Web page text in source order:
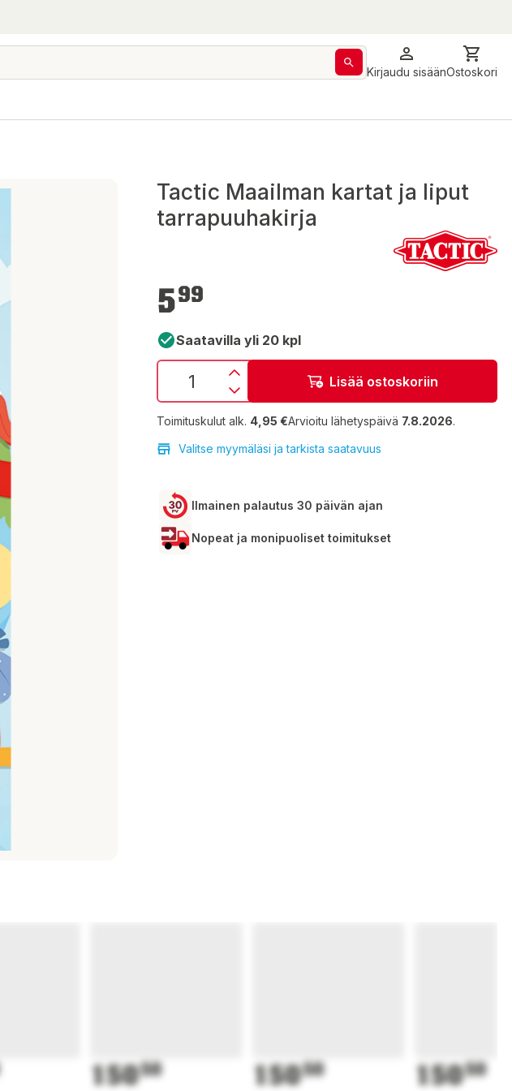
Kirjaudu sisäänOstoskori
Tactic Maailman kartat ja liput
tarrapuuhakirja
5,99 €
599
Saatavilla yli 20 kpl
Lisää ostoskoriin
Toimituskulut alk. 4,95 €Arvioitu lähetyspäivä 7.8.2026.
Valitse myymäläsi ja tarkista saatavuus
Ilmainen palautus 30 päivän ajan
Nopeat ja monipuoliset toimitukset
15050 15050 15050